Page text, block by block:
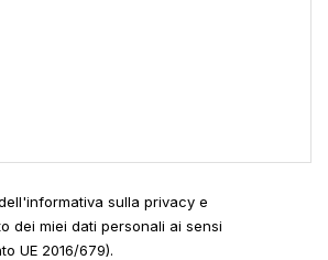
sulla privacy e
dei miei dati personali ai sensi
UE 2016/679).